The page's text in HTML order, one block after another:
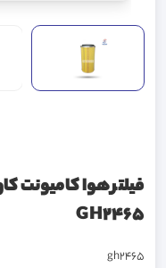
GH2465
gh2465